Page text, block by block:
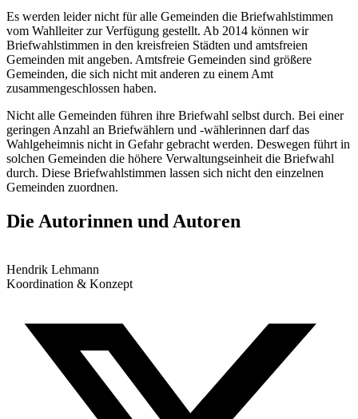
Es werden leider nicht für alle Gemeinden die Briefwahlstimmen
vom Wahlleiter zur Verfügung gestellt. Ab 2014 können wir
Briefwahlstimmen in den kreisfreien Städten und amtsfreien
Gemeinden mit angeben. Amtsfreie Gemeinden sind größere
Gemeinden, die sich nicht mit anderen zu einem Amt
zusammengeschlossen haben.
Nicht alle Gemeinden führen ihre Briefwahl selbst durch. Bei einer
geringen Anzahl an Briefwählern und -wählerinnen darf das
Wahlgeheimnis nicht in Gefahr gebracht werden. Deswegen führt in
solchen Gemeinden die höhere Verwaltungseinheit die Briefwahl
durch. Diese Briefwahlstimmen lassen sich nicht den einzelnen
Gemeinden zuordnen.
Die Autorinnen und Autoren
Hendrik Lehmann
Koordination & Konzept